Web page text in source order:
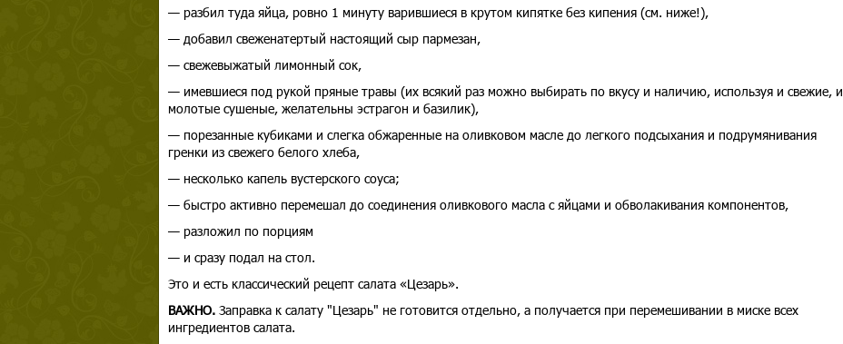
— разбил туда яйца, ровно 1 минуту варившиеся в крутом кипятке без кипения (см. ниже!),
— добавил свеженатертый настоящий сыр пармезан,
— свежевыжатый лимонный сок,
— имевшиеся под рукой пряные травы (их всякий раз можно выбирать по вкусу и наличию, используя и свежие, и
молотые сушеные, желательны эстрагон и базилик),
— порезанные кубиками и слегка обжаренные на оливковом масле до легкого подсыхания и подрумянивания
гренки из свежего белого хлеба,
— несколько капель вустерского соуса;
— быстро активно перемешал до соединения оливкового масла с яйцами и обволакивания компонентов,
— разложил по порциям
— и сразу подал на стол.
Это и есть классический рецепт салата «Цезарь».
ВАЖНО.Заправка к салату "Цезарь" не готовится отдельно, а получается при перемешивании в миске всех
ингредиентов салата.